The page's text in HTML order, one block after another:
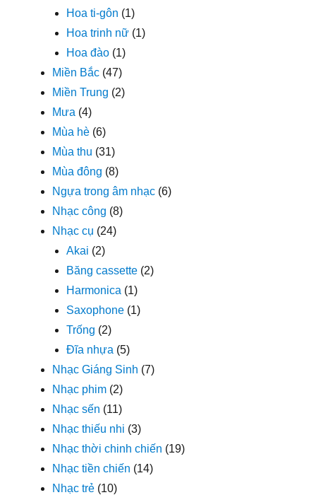
Hoa ti-gôn (1)
Hoa trinh nữ (1)
Hoa đào (1)
Miền Bắc (47)
Miền Trung (2)
Mưa (4)
Mùa hè (6)
Mùa thu (31)
Mùa đông (8)
Ngựa trong âm nhạc (6)
Nhạc công (8)
Nhạc cụ (24)
Akai (2)
Băng cassette (2)
Harmonica (1)
Saxophone (1)
Trống (2)
Đĩa nhựa (5)
Nhạc Giáng Sinh (7)
Nhạc phim (2)
Nhạc sến (11)
Nhạc thiếu nhi (3)
Nhạc thời chinh chiến (19)
Nhạc tiền chiến (14)
Nhạc trẻ (10)